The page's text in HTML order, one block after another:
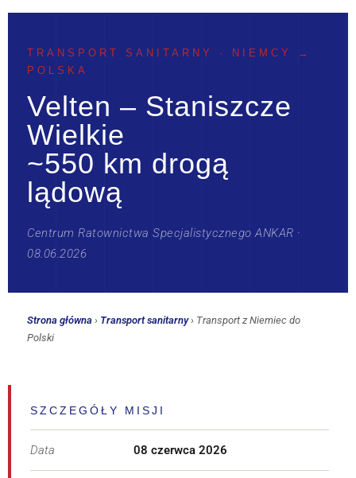
TRANSPORT SANITARNY · NIEMCY →
POLSKA
Velten – Staniszcze
Wielkie
~550 km drogą
lądową
Centrum Ratownictwa Specjalistycznego ANKAR ·
08.06.2026
Strona główna › Transport sanitarny› Transport z Niemiec do
Polski
SZCZEGÓŁY MISJI
Data 08 czerwca 2026